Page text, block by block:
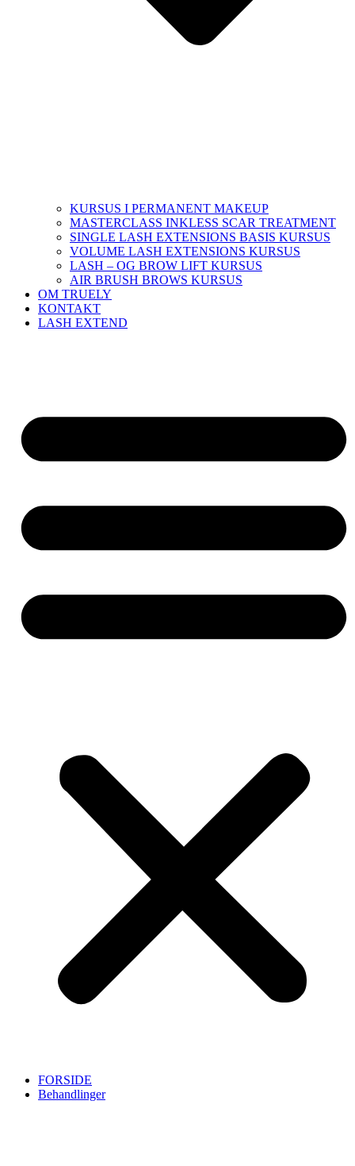
KURSUS I PERMANENT MAKEUP
MASTERCLASS INKLESS SCAR TREATMENT
SINGLE LASH EXTENSIONS BASIS KURSUS
VOLUME LASH EXTENSIONS KURSUS
LASH – OG BROW LIFT KURSUS
AIR BRUSH BROWS KURSUS
OM TRUELY
KONTAKT
LASH EXTEND
FORSIDE
Behandlinger